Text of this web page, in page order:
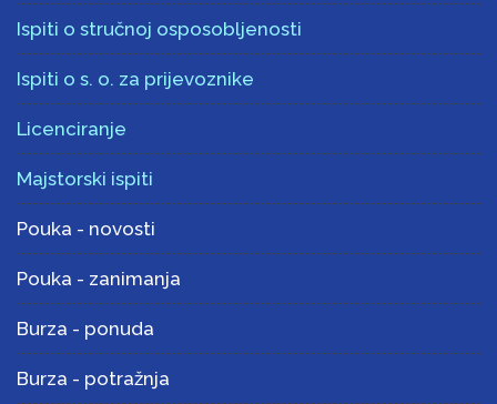
Ispiti o stručnoj osposobljenosti
Ispiti o s. o. za prijevoznike
Licenciranje
Majstorski ispiti
Pouka - novosti
Pouka - zanimanja
Burza - ponuda
Burza - potražnja